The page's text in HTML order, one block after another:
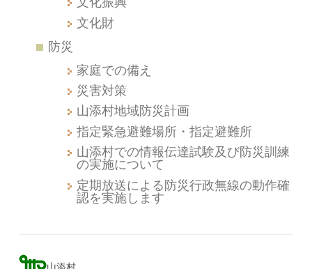
文化財
防災
家庭での備え
災害対策
山添村地域防災計画
指定緊急避難場所・指定避難所
山添村での情報伝達試験及び防災訓練
の実施について
定期放送による防災行政無線の動作確
認を実施します
山添村